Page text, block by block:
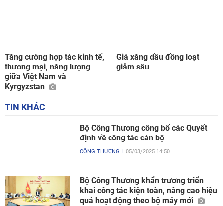
Tăng cường hợp tác kinh tế,
thương mại, năng lượng
giữa Việt Nam và
Kyrgyzstan
Giá xăng dầu đồng loạt
giảm sâu
TIN KHÁC
Bộ Công Thương công bố các Quyết
định về công tác cán bộ
CÔNG THƯƠNG 05/03/2025 14:50
Bộ Công Thương khẩn trương triển
khai công tác kiện toàn, nâng cao hiệu
quả hoạt động theo bộ máy mới